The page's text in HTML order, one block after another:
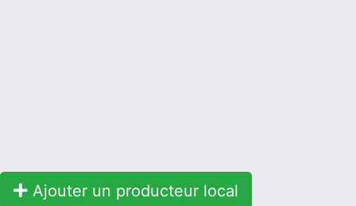
Ajouter un producteur local